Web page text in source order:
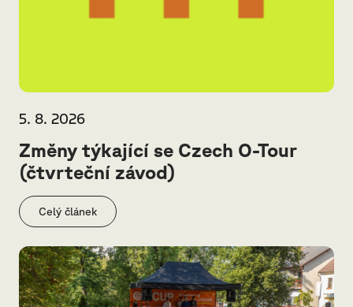
5. 8. 2026
Změny týkající se Czech O-Tour
(čtvrteční závod)
Celý článek